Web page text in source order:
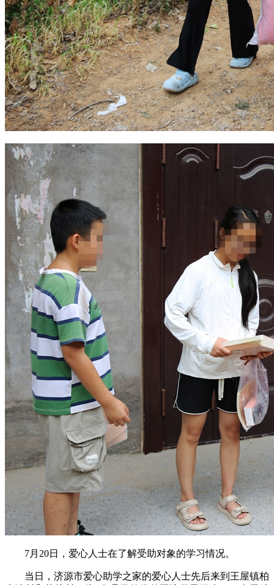
7月20日，爱心人士在了解受助对象的学习情况。
当日，济源市爱心助学之家的爱心人士先后来到王屋镇柏